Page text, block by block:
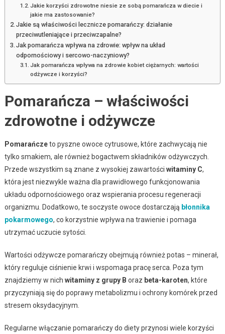
Jakie korzyści zdrowotne niesie ze sobą pomarańcza w diecie i
jakie ma zastosowanie?
Jakie są właściwości lecznicze pomarańczy: działanie
przeciwutleniające i przeciwzapalne?
Jak pomarańcza wpływa na zdrowie: wpływ na układ
odpornościowy i sercowo-naczyniowy?
Jak pomarańcza wpływa na zdrowie kobiet ciężarnych: wartości
odżywcze i korzyści?
Pomarańcza – właściwości
zdrowotne i odżywcze
Pomarańczeto pyszne owoce cytrusowe, które zachwycają nie
tylko smakiem, ale również bogactwem składników odżywczych.
Przede wszystkim są znane z wysokiej zawartości witaminy C,
która jest niezwykle ważna dla prawidłowego funkcjonowania
układu odpornościowego oraz wspierania procesu regeneracji
organizmu. Dodatkowo, te soczyste owoce dostarczają błonnika
pokarmowego, co korzystnie wpływa na trawienie i pomaga
utrzymać uczucie sytości.
Wartości odżywcze pomarańczy obejmują również potas – minerał,
który reguluje ciśnienie krwi i wspomaga pracę serca. Poza tym
znajdziemy w nich witaminy z grupy B oraz beta-karoten, które
przyczyniają się do poprawy metabolizmu i ochrony komórek przed
stresem oksydacyjnym.
Regularne włączanie pomarańczy do diety przynosi wiele korzyści